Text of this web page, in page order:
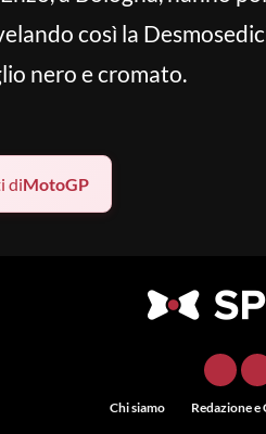
così la
nero e cromato.
diMotoGP
Chi siamo Redazione